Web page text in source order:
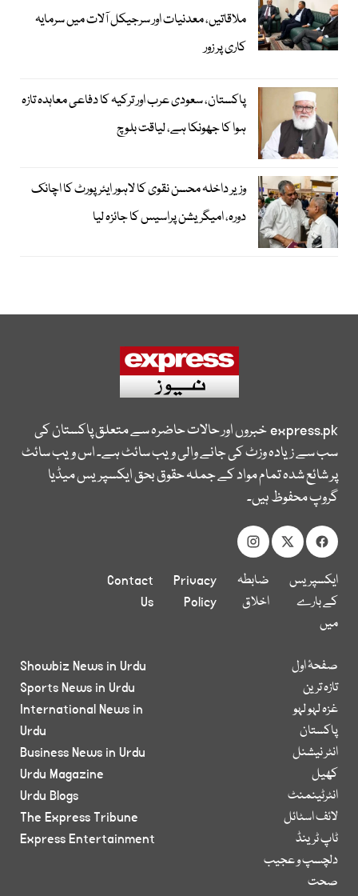
ملاقاتیں، معدنیات اور سرجیکل آلات میں سرمایہ
کاری پر زور
پاکستان، سعودی عرب اور ترکیہ کا دفاعی معاہدہ تازہ
ہوا کا جھونکا ہے، لیاقت بلوچ
وزیر داخلہ محسن نقوی کا لاہور ایئر پورٹ کا اچانک
دورہ، امیگریشن پراسیس کا جائزہ لیا
express.pkخبروں اور حالات حاضرہ سے متعلق پاکستان کی
سب سے زیادہ وزٹ کی جانے والی ویب سائٹ ہے۔ اس ویب سائٹ
پر شائع شدہ تمام مواد کے جملہ حقوق بحق ایکسپریس میڈیا
گروپ محفوظ ہیں۔
ایکسپریس
کے بارے
میں
ضابطہ
اخلاق
Privacy
Policy
Contact
Us
صفحۂ اول
تازہ ترین
غزہ لہو لہو
پاکستان
انٹر نیشنل
کھیل
انٹرٹینمنٹ
لائف اسٹائل
ٹاپ ٹرینڈ
دلچسپ و عجیب
صحت
Showbiz News in Urdu
Sports News in Urdu
International News in
Urdu
Business News in Urdu
Urdu Magazine
Urdu Blogs
The Express Tribune
Express Entertainment